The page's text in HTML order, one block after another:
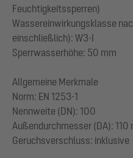
Feuchtigkeitssperren)
Wassereinwirkungsklasse
einschließlich): W3-I
Sperrwasserhöhe: 50 mm
Allgemeine Merkmale
Norm: EN 1253-1
Nennweite (DN): 100
Außendurchmesser (DA): 110
Geruchsverschluss: inklusive